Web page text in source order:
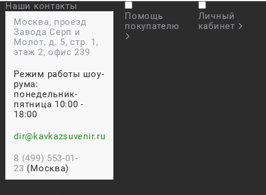
Наши контакты
Москва, проезд
Завода Серп и
Молот, д. 5, стр. 1,
этаж 2, офис 239
Режим работы шоу-
рума:
понедельник-
пятница 10:00 -
18:00
dir@kavkazsuvenir.ru
8 (499) 553-01-
23 (Москва)
Помощь
покупателю
Личный
кабинет